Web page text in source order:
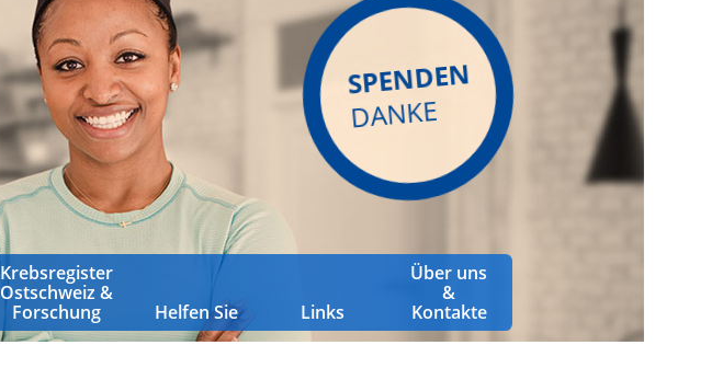
SPENDEN
DANKE
Krebsregister
Ostschweiz &
Forschung
Helfen Sie Links
Über uns
&
Kontakte